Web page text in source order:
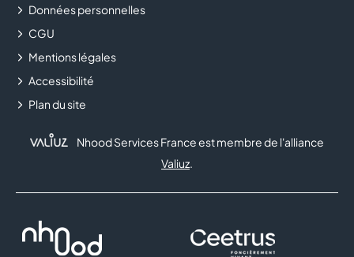
Données personnelles
CGU
Mentions légales
Accessibilité
Plan du site
Nhood Services France est membre de l'alliance
Valiuz.